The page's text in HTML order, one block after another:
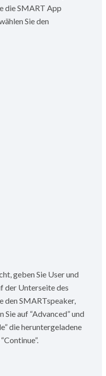
die SMART App
Sie den
geben Sie User und
der Unterseite des
den SMARTspeaker,
Sie auf “Advanced” und
die heruntergeladene